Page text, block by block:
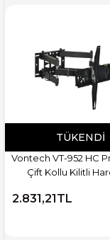
TÜKENDI
Vontech VT-952 HC
Çift Kollu Kilitli
2.831,21TL